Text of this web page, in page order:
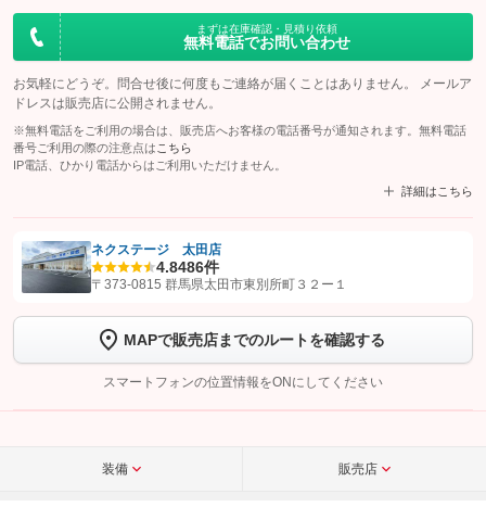
まずは在庫確認・見積り依頼
無料電話でお問い合わせ
お気軽にどうぞ。問合せ後に何度もご連絡が届くことはありません。 メールア
ドレスは販売店に公開されません。
※無料電話をご利用の場合は、販売店へお客様の電話番号が通知されます。無料電話
番号ご利用の際の注意点は こちら
IP電話、ひかり電話からはご利用いただけません。
詳細はこちら
【STEP1】認証画面でグーネットを友だち追加してから「許可する」ボタンを押
トーク画面で
ボタンをタップして問い合わせを
完了してください。
こちら
ネクステージ 太田店
4.8486件
〒373-0815 群馬県太田市東別所町３２ー１
MAPで販売店までのルートを確認する
スマートフォンの位置情報をONにしてください
装備 販売店